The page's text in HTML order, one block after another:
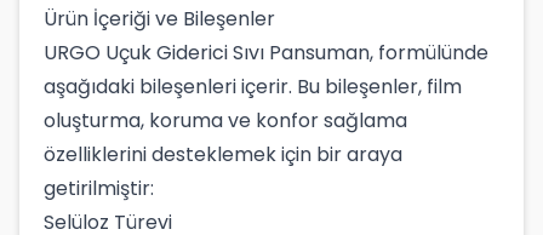
Ürün İçeriği ve Bileşenler
URGO Uçuk Giderici Sıvı Pansuman, formülünde
aşağıdaki bileşenleri içerir. Bu bileşenler, film
oluşturma, koruma ve konfor sağlama
özelliklerini desteklemek için bir araya
getirilmiştir:
Selüloz Türevi